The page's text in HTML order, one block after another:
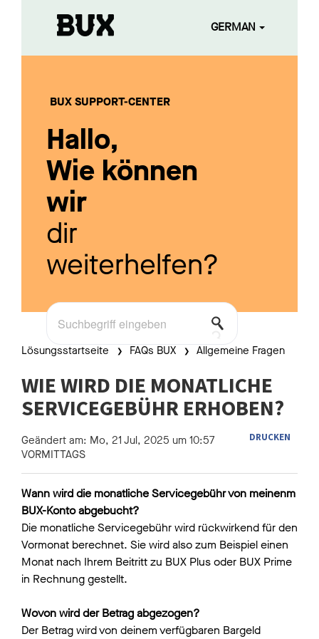
GERMAN
BUX SUPPORT-CENTER
Hallo,
Wie können
wir
dir
weiterhelfen?
Lösungsstartseite FAQs BUX Allgemeine Fragen
WIE WIRD DIE MONATLICHE
SERVICEGEBÜHR ERHOBEN?
DRUCKEN
Geändert am: Mo, 21 Jul, 2025 um 10:57
VORMITTAGS
Wann wird die monatliche Servicegebühr von meinenm
BUX-Konto abgebucht?
Die monatliche Servicegebühr wird rückwirkend für den
Vormonat berechnet. Sie wird also zum Beispiel einen
Monat nach Ihrem Beitritt zu BUX Plus oder BUX Prime
in Rechnung gestellt.
Wovon wird der Betrag abgezogen?
Der Betrag wird von deinem verfügbaren Bargeld